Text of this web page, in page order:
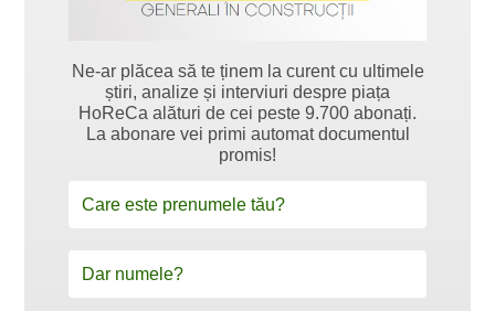
Ne-ar plăcea să te ținem la curent cu ultimele
știri, analize și interviuri despre piața
HoReCa alături de cei peste 9.700 abonați.
La abonare vei primi automat documentul
promis!